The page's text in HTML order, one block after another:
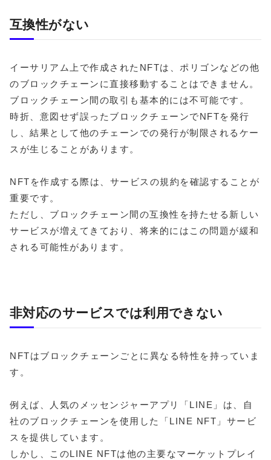
互換性がない
イーサリアム上で作成されたNFTは、ポリゴンなどの他
のブロックチェーンに直接移動することはできません。
ブロックチェーン間の取引も基本的には不可能です。
時折、意図せず誤ったブロックチェーンでNFTを発行
し、結果として他のチェーンでの発行が制限されるケー
スが生じることがあります。
NFTを作成する際は、サービスの規約を確認することが
重要です。
ただし、ブロックチェーン間の互換性を持たせる新しい
サービスが増えてきており、将来的にはこの問題が緩和
される可能性があります。
非対応のサービスでは利用できない
NFTはブロックチェーンごとに異なる特性を持っていま
す。
例えば、人気のメッセンジャーアプリ「LINE」は、自
社のブロックチェーンを使用した「LINE NFT」サービ
スを提供しています。
しかし、このLINE NFTは他の主要なマーケットプレイ